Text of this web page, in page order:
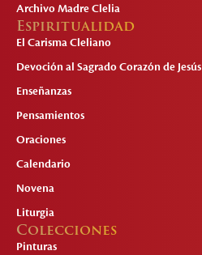
Archivo Madre Clelia
Espiritualidad
El Carisma Cleliano
Devoción al Sagrado Corazón de Jesús
Enseñanzas
Pensamientos
Oraciones
Calendario
Novena
Liturgia
Colecciones
Pinturas